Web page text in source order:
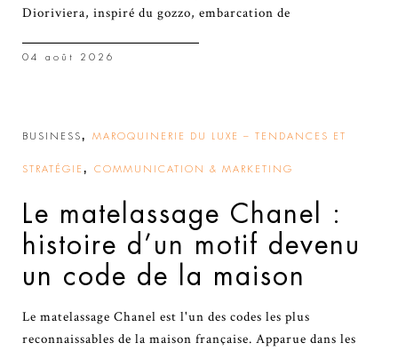
Dioriviera, inspiré du gozzo, embarcation de
04 août 2026
BUSINESS, MAROQUINERIE DU LUXE – TENDANCES ET
STRATÉGIE , COMMUNICATION & MARKETING
Le matelassage Chanel :
histoire d’un motif devenu
un code de la maison
Le matelassage Chanel est l'un des codes les plus
reconnaissables de la maison française. Apparue dans les